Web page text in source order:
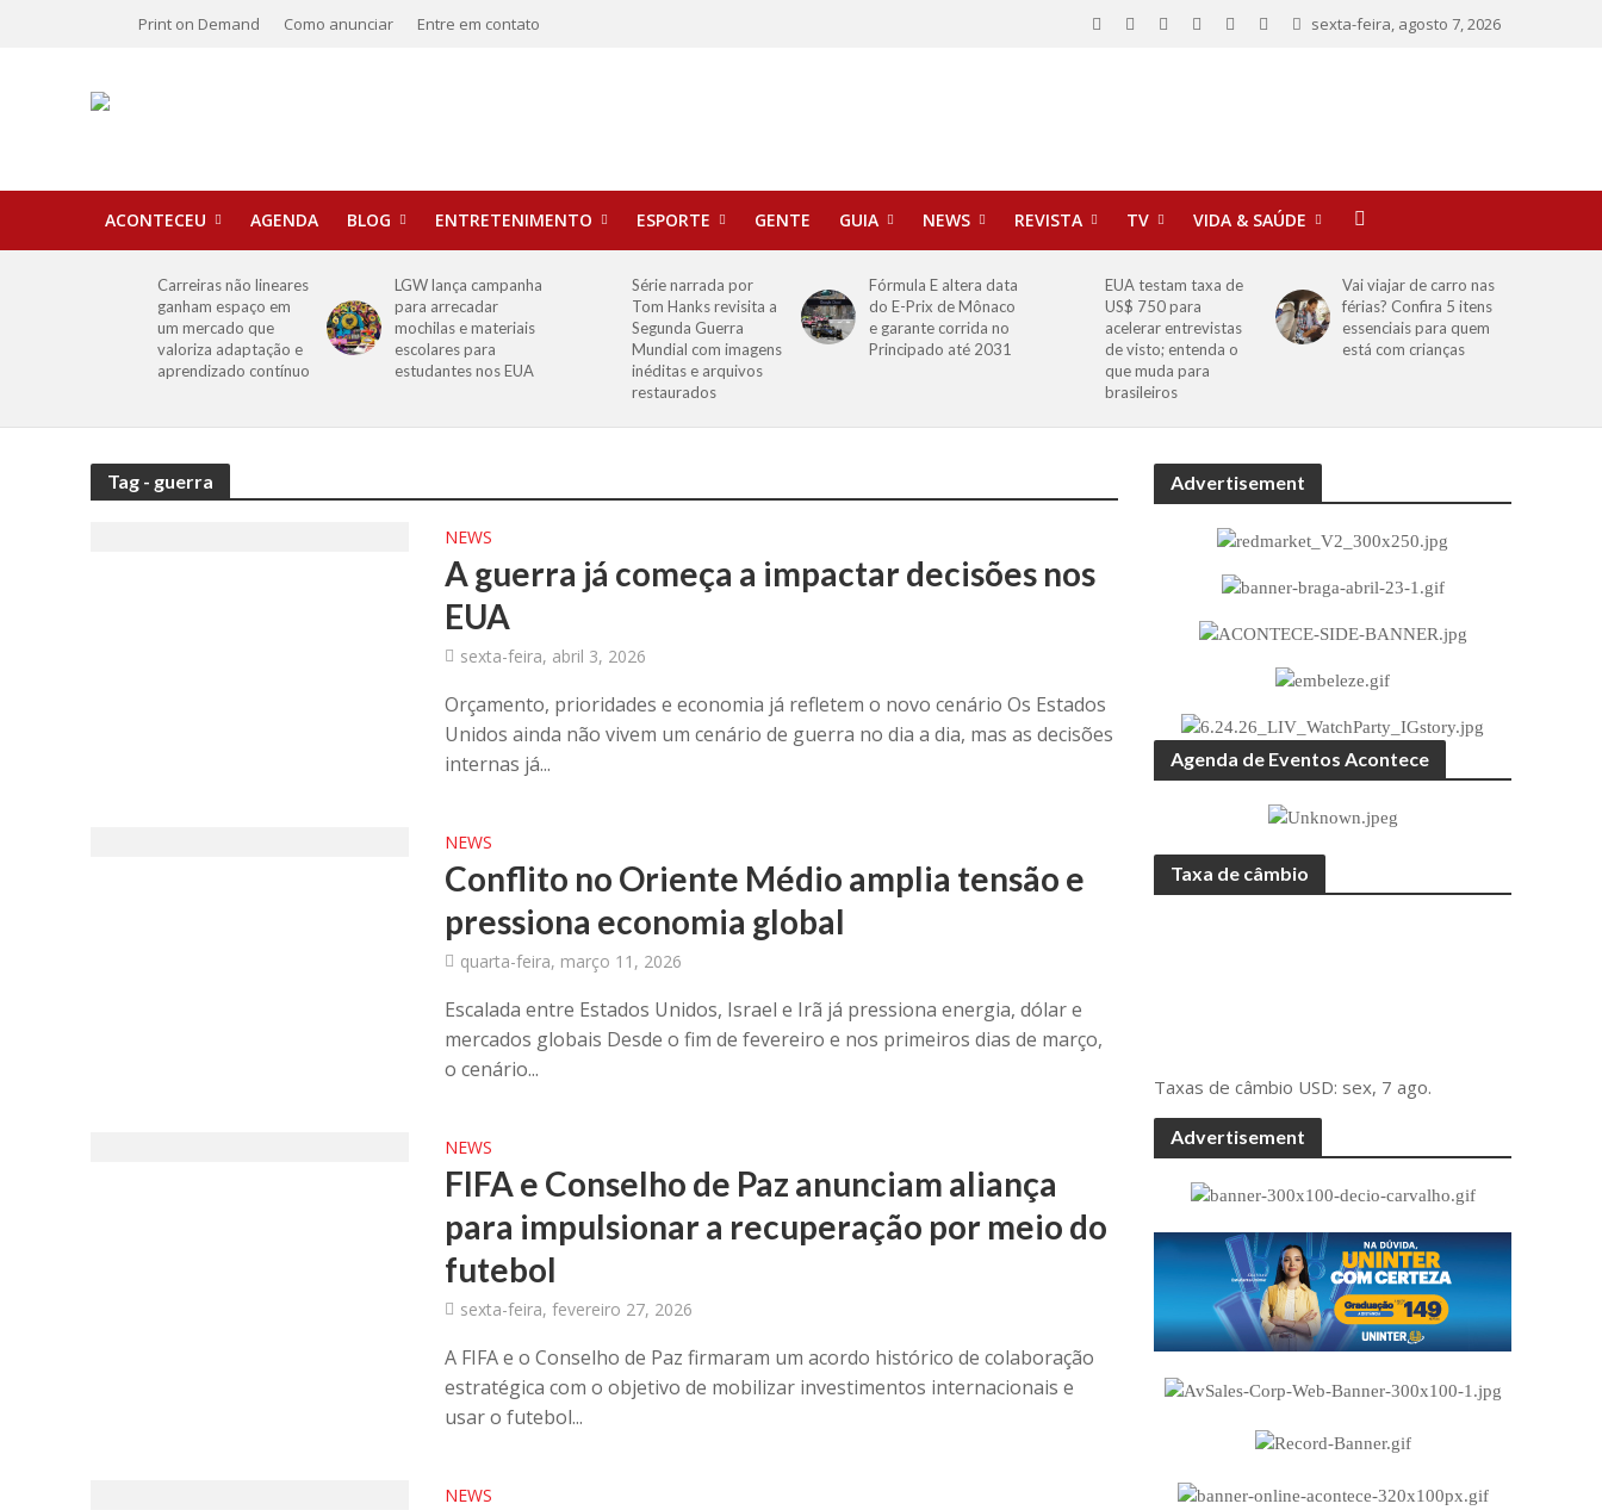
Print on Demand Como anunciar Entre em contato sexta-feira, agosto 7, 2026
ACONTECEU AGENDA BLOG ENTRETENIMENTO ESPORTE GENTE GUIA NEWS REVISTA TV VIDA & SAÚDE
Carreiras não lineares
ganham espaço em
um mercado que
valoriza adaptação e
aprendizado contínuo
LGW lança campanha
para arrecadar
mochilas e materiais
escolares para
estudantes nos EUA
Série narrada por
Tom Hanks revisita a
Segunda Guerra
Mundial com imagens
inéditas e arquivos
restaurados
Fórmula E altera data
do E-Prix de Mônaco
e garante corrida no
Principado até 2031
EUA testam taxa de
US$ 750 para
acelerar entrevistas
de visto; entenda o
que muda para
brasileiros
Vai viajar de carro nas
férias? Confira 5 itens
essenciais para quem
está com crianças
Tag - guerra
NEWS
A guerra já começa a impactar decisões nos
EUA
sexta-feira, abril 3, 2026
Orçamento, prioridades e economia já refletem o novo cenário Os Estados
Unidos ainda não vivem um cenário de guerra no dia a dia, mas as decisões
internas já...
NEWS
Conflito no Oriente Médio amplia tensão e
pressiona economia global
quarta-feira, março 11, 2026
Escalada entre Estados Unidos, Israel e Irã já pressiona energia, dólar e
mercados globais Desde o fim de fevereiro e nos primeiros dias de março,
o cenário...
NEWS
FIFA e Conselho de Paz anunciam aliança
para impulsionar a recuperação por meio do
futebol
sexta-feira, fevereiro 27, 2026
A FIFA e o Conselho de Paz firmaram um acordo histórico de colaboração
estratégica com o objetivo de mobilizar investimentos internacionais e
usar o futebol...
NEWS
Advertisement
Agenda de Eventos Acontece
Taxa de câmbio
Taxas de câmbio USD: sex, 7 ago.
Advertisement